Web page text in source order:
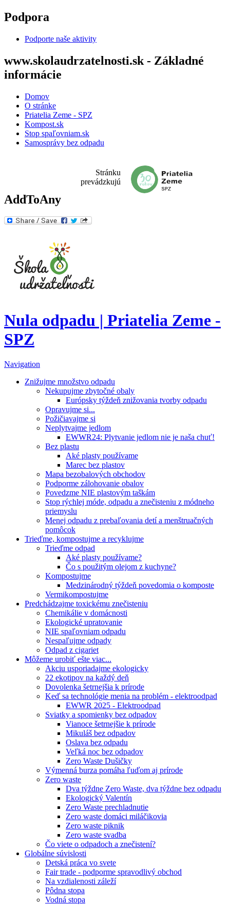
Skočiť na hlavný obsah
Podpora
Podporte naše aktivity
www.skolaudrzatelnosti.sk - Základné
informácie
Domov
O stránke
Priatelia Zeme - SPZ
Kompost.sk
Stop spaľovniam.sk
Samosprávy bez odpadu
Stránku
prevádzkujú
AddToAny
Nula odpadu | Priatelia Zeme -
SPZ
Navigation
Znižujme množstvo odpadu
Nekupujme zbytočné obaly
Európsky týždeň znižovania tvorby odpadu
Opravujme si...
Požičiavajme si
Neplytvajme jedlom
EWWR24: Plytvanie jedlom nie je naša chuť!
Bez plastu
Aké plasty používame
Marec bez plastov
Mapa bezobalových obchodov
Podporme zálohovanie obalov
Povedzme NIE plastovým taškám
Stop rýchlej móde, odpadu a znečisteniu z módneho
priemyslu
Menej odpadu z prebaľovania detí a menštruačných
pomôcok
Trieďme, kompostujme a recyklujme
Trieďme odpad
Aké plasty používame?
Čo s použitým olejom z kuchyne?
Kompostujme
Medzinárodný týždeň povedomia o komposte
Vermikompostujme
Predchádzajme toxickému znečisteniu
Chemikálie v domácnosti
Ekologické upratovanie
NIE spaľovniam odpadu
Nespaľujme odpady
Odpad z cigariet
Môžeme urobiť ešte viac...
Akciu usporiadajme ekologicky
22 ekotipov na každý deň
Dovolenka šetrnejšia k prírode
Keď sa technológie menia na problém - elektroodpad
EWWR 2025 - Elektroodpad
Sviatky a spomienky bez odpadov
Vianoce šetrnejšie k prírode
Mikuláš bez odpadov
Oslava bez odpadu
Veľká noc bez odpadov
Zero Waste Dušičky
Výmenná burza pomáha ľuďom aj prírode
Zero waste
Dva týždne Zero Waste, dva týždne bez odpadu
Ekologický Valentín
Zero Waste prechladnutie
Zero waste domáci miláčikovia
Zero waste piknik
Zero waste svadba
Čo viete o odpadoch a znečistení?
Globálne súvislosti
Detská práca vo svete
Fair trade - podporme spravodlivý obchod
Na vzdialenosti záleží
Pôdna stopa
Vodná stopa